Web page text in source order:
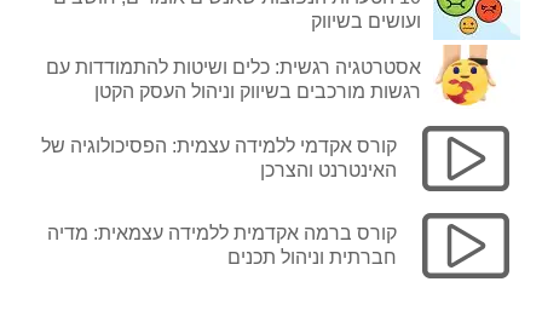
ועושים בשיווק
אסטרטגיה רגשית: כלים ושיטות להתמודדות עם
רגשות מורכבים בשיווק וניהול העסק הקטן
קורס אקדמי ללמידה עצמית: הפסיכולוגיה של
האינטרנט והצרכן
קורס ברמה אקדמית ללמידה עצמאית: מדיה
חברתית וניהול תכנים